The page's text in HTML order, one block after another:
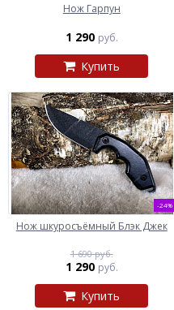
Нож Гарпун
1 290 руб.
Купить
-24%
Нож шкуросъёмный Блэк Джек
1 690 руб.
1 290 руб.
Купить